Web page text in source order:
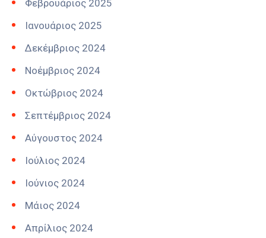
Φεβρουάριος 2025
Ιανουάριος 2025
Δεκέμβριος 2024
Νοέμβριος 2024
Οκτώβριος 2024
Σεπτέμβριος 2024
Αύγουστος 2024
Ιούλιος 2024
Ιούνιος 2024
Μάιος 2024
Απρίλιος 2024